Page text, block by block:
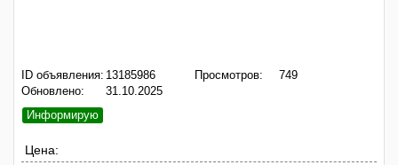
ID объявления: 13185986
Обновлено:
31.10.2025
Просмотров: 749
Информирую
Цена: